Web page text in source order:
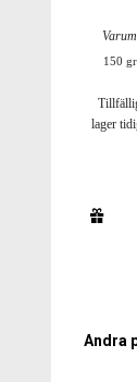
150
lager
Andra